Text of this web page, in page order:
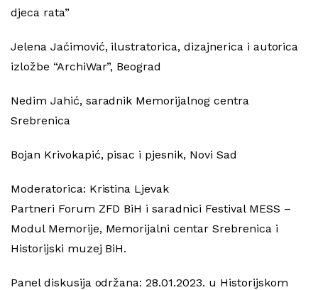
djeca rata”
Jelena Jaćimović, ilustratorica, dizajnerica i autorica
izložbe “ArchiWar”, Beograd
Nedim Jahić, saradnik Memorijalnog centra
Srebrenica
Bojan Krivokapić, pisac i pjesnik, Novi Sad
Moderatorica: Kristina Ljevak
Partneri Forum ZFD BiH i saradnici Festival MESS –
Modul Memorije, Memorijalni centar Srebrenica i
Historijski muzej BiH.
Panel diskusija održana: 28.01.2023. u Historijskom